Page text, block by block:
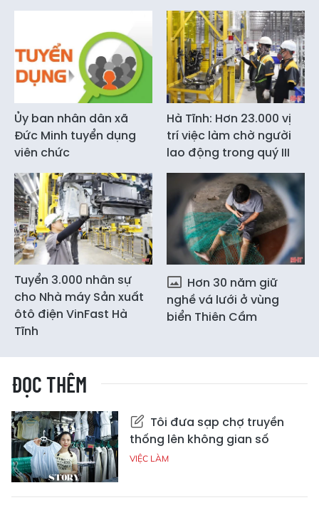
Ủy ban nhân dân xã
Đức Minh tuyển dụng
viên chức
Hà Tĩnh: Hơn 23.000 vị
trí việc làm chờ người
lao động trong quý III
Tuyển 3.000 nhân sự
cho Nhà máy Sản xuất
ôtô điện VinFast Hà
Tĩnh
Hơn 30 năm giữ
nghề vá lưới ở vùng
biển Thiên Cầm
ĐỌC THÊM
Tôi đưa sạp chợ truyền
thống lên không gian số
VIỆC LÀM